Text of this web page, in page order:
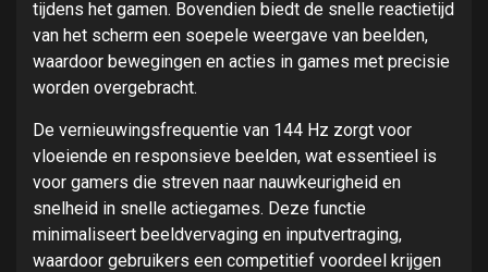
tijdens het gamen. Bovendien biedt de snelle reactietijd
van het scherm een soepele weergave van beelden,
waardoor bewegingen en acties in games met precisie
worden overgebracht.
De vernieuwingsfrequentie van 144 Hz zorgt voor
vloeiende en responsieve beelden, wat essentieel is
voor gamers die streven naar nauwkeurigheid en
snelheid in snelle actiegames. Deze functie
minimaliseert beeldvervaging en inputvertraging,
waardoor gebruikers een competitief voordeel krijgen